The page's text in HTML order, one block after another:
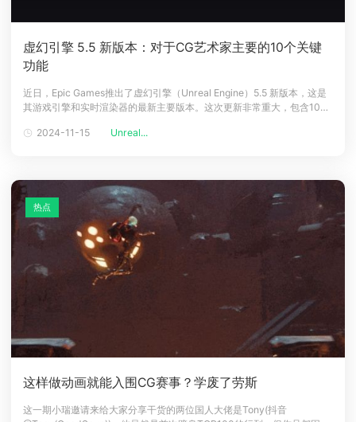
虚幻引擎 5.5 新版本：对于CG艺术家主要的10个关键
功能
近日，Epic Games推出了虚幻引擎（Unreal Engine）5.5 新版本，这是
其游戏引擎和实时渲染器的最新主要版本。这次更新非常重大，包含100
于CG艺术家中最主要的10个关键功能，包括MegaLights工具集、新角色
2024-11-15 Unreal...
这样做动画就能入围CG赛事？学废了劳斯
这一期小瑞邀请来给大家分享干货的两位国人大佬是Tony(抖音
热点